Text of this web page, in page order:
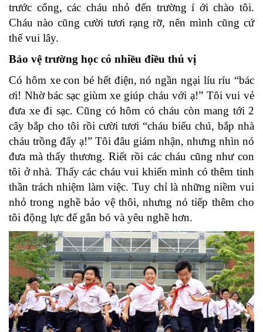
trước cổng, các cháu nhỏ đến trường í ới chào tôi.
Cháu nào cũng cười tươi rạng rỡ, nên mình cũng cứ
thế vui lây.
Bảo vệ trường học có nhiều điều thú vị
Có hôm xe con bé hết điện, nó ngần ngại líu ríu “bác
ơi! Nhờ bác sạc giùm xe giúp cháu với ạ!” Tôi vui vẻ
đưa xe đi sạc. Cũng có hôm có cháu còn mang tới 2
cây bắp cho tôi rồi cười tươi “cháu biếu chú, bắp nhà
cháu trồng đấy ạ!” Tôi đâu giám nhận, nhưng nhìn nó
đưa mà thấy thương. Riết rồi các cháu cũng như con
tôi ở nhà. Thấy các cháu vui khiến mình có thêm tinh
thần trách nhiệm làm việc. Tuy chỉ là những niềm vui
nhỏ trong nghề bảo vệ thôi, nhưng nó tiếp thêm cho
tôi động lực để gắn bó và yêu nghề hơn.